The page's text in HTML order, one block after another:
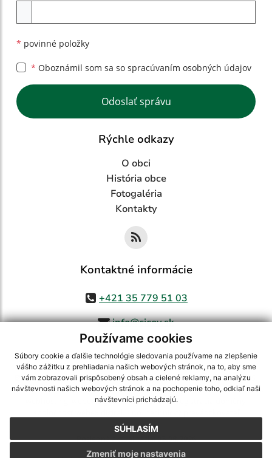
Používame cookies
Súbory cookie a ďalšie technológie sledovania používame na zlepšenie
vášho zážitku z prehliadania našich webových stránok, na to, aby sme
vám zobrazovali prispôsobený obsah a cielené reklamy, na analýzu
návštevnosti našich webových stránok a na pochopenie toho, odkiaľ naši
návštevníci prichádzajú.
SÚHLASÍM
Zmeniť moje nastavenia
* povinné položky
* Oboznámil som sa so spracúvaním osobných údajov
Google reCaptcha Response
Odoslať správu
Rýchle odkazy
O obci
História obce
Fotogaléria
Kontakty
Kontaktné informácie
+421 35 779 51 03
info@cicov.sk
využite možnosť získavania aktuálnych informácií s využitím RSS
CMS systém (redakčný) systém ECHELON 2,Mapa stránok,web portál
webex.digital, s.r.o.,domény,registrácia domény
Posledná aktualizácia:03.08.2026